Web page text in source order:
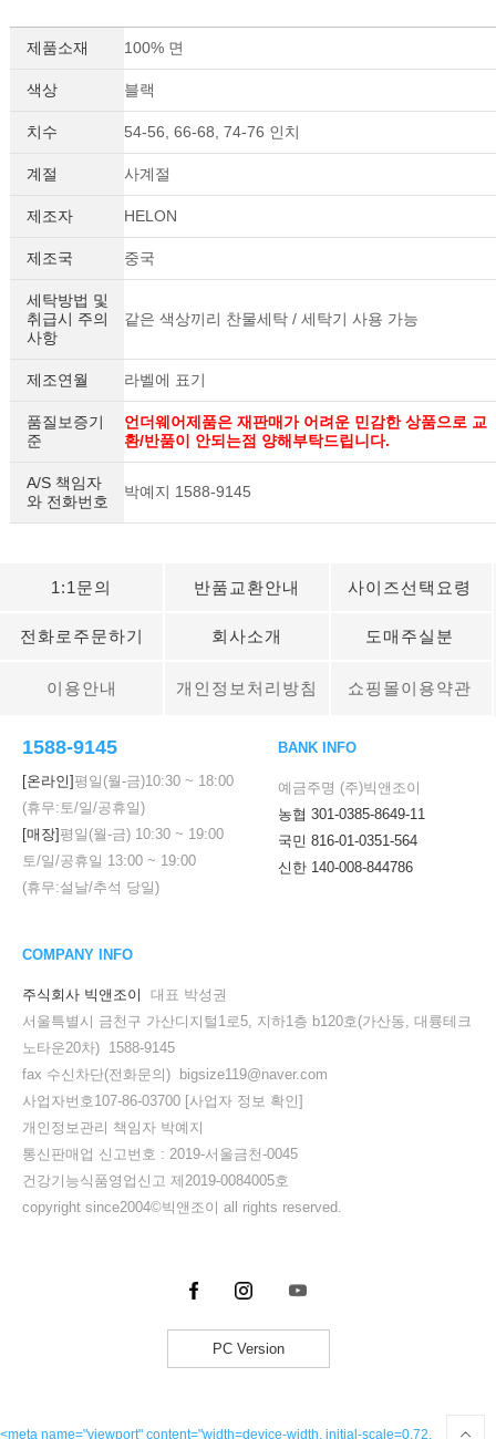
제품소재 100% 면
색상 블랙
치수 54-56, 66-68, 74-76 인치
계절 사계절
제조자 HELON
제조국 중국
세탁방법 및
취급시 주의
사항
같은 색상끼리 찬물세탁 / 세탁기 사용 가능
제조연월 라벨에 표기
품질보증기
준
언더웨어제품은 재판매가 어려운 민감한 상품으로 교
환/반품이 안되는점 양해부탁드립니다.
A/S 책임자
와 전화번호
박예지 1588-9145
1:1문의 반품교환안내 사이즈선택요령
전화로주문하기 회사소개 도매주실분
이용안내 개인정보처리방침 쇼핑몰이용약관
1588-9145
[온라인]평일(월-금)10:30 ~ 18:00
(휴무:토/일/공휴일)
[매장]평일(월-금) 10:30 ~ 19:00
토/일/공휴일 13:00 ~ 19:00
(휴무:설날/추석 당일)
BANK INFO
예금주명 (주)빅앤조이
농협 301-0385-8649-11
국민 816-01-0351-564
신한 140-008-844786
COMPANY INFO
주식회사 빅앤조이
대표 박성권
서울특별시 금천구 가산디지털1로5, 지하1층 b120호(가산동, 대륭테크
노타운20차) 1588-9145
fax 수신차단(전화문의) bigsize119@naver.com
사업자번호107-86-03700 [사업자 정보 확인]
개인정보관리 책임자 박예지
통신판매업 신고번호 : 2019-서울금천-0045
건강기능식품영업신고 제2019-0084005호
copyright since2004©빅앤조이 all rights reserved.
PC Version
<meta name="viewport" content="width=device-width, initial-scale=0.72,